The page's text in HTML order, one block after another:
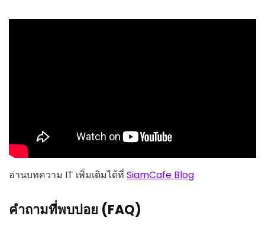
อ่านบทความ IT เพิ่มเติมได้ที่ SiamCafe Blog
คำถามที่พบบ่อย (FAQ)